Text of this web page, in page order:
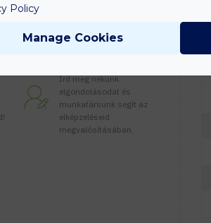
Írd meg nekünk
elgondolásodat és
munkatársunk segít az
elképzeléseid
megvalósításában.
Policy
Manage Cookies